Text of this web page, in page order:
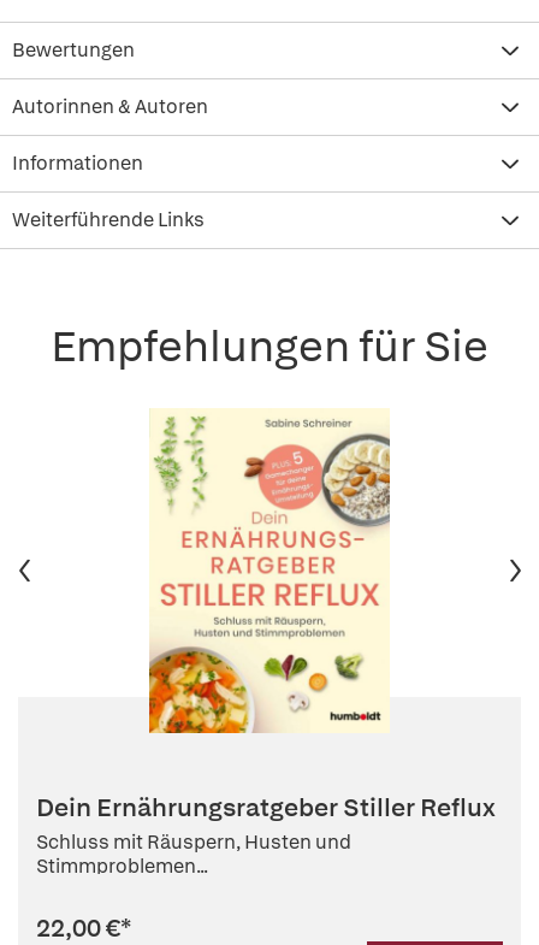
Bewertungen
Autorinnen & Autoren
Informationen
Weiterführende Links
Empfehlungen für Sie
Dein Ernährungsratgeber Stiller Reflux
Schluss mit Räuspern, Husten und
Stimmproblemen...
22,00 €*